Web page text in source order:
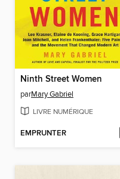
Ninth Street Women
parMary Gabriel
LIVRE NUMÉRIQUE
EMPRUNTER